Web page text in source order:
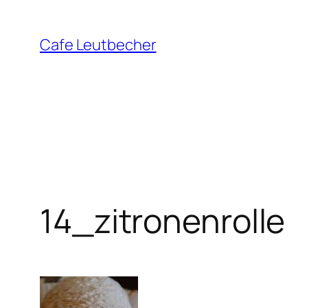
Inhalt
springen
Cafe Leutbecher
14_zitronenrolle